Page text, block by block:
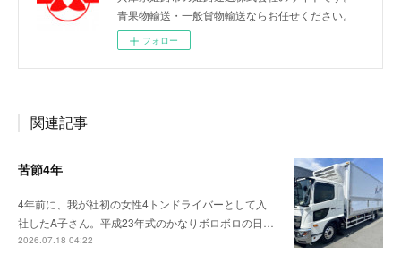
青果物輸送・一般貨物輸送ならお任せください。
フォロー
関連記事
苦節4年
4年前に、我が社初の女性4トンドライバーとして入
社したA子さん。平成23年式のかなりボロボロの日…
2026.07.18 04:22